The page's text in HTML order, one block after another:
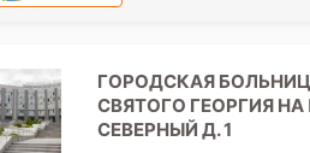
ГОРОДСКАЯ
СВЯТОГО ГЕОРГИЯ НА
СЕВЕРНЫЙ Д. 1